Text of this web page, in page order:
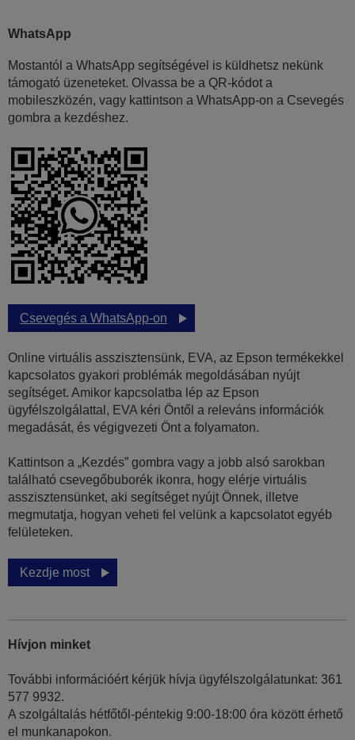
WhatsApp
Mostantól a WhatsApp segítségével is küldhetsz nekünk
támogató üzeneteket. Olvassa be a QR-kódot a
mobileszközén, vagy kattintson a WhatsApp-on a Csevegés
gombra a kezdéshez.
Csevegés a WhatsApp-on
Online virtuális asszisztensünk, EVA, az Epson termékekkel
kapcsolatos gyakori problémák megoldásában nyújt
segítséget. Amikor kapcsolatba lép az Epson
ügyfélszolgálattal, EVA kéri Öntől a releváns információk
megadását, és végigvezeti Önt a folyamaton.
Kattintson a „Kezdés” gombra vagy a jobb alsó sarokban
található csevegőbuborék ikonra, hogy elérje virtuális
asszisztensünket, aki segítséget nyújt Önnek, illetve
megmutatja, hogyan veheti fel velünk a kapcsolatot egyéb
felületeken.
Kezdje most
Hívjon minket
További információért kérjük hívja ügyfélszolgálatunkat: 361
577 9932.
A szolgáltalás hétfőtől-péntekig 9:00-18:00 óra között érhető
el munkanapokon.